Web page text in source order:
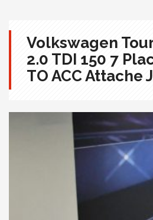
Volkswagen
2.0 TDI 150 7
TO ACC Attache